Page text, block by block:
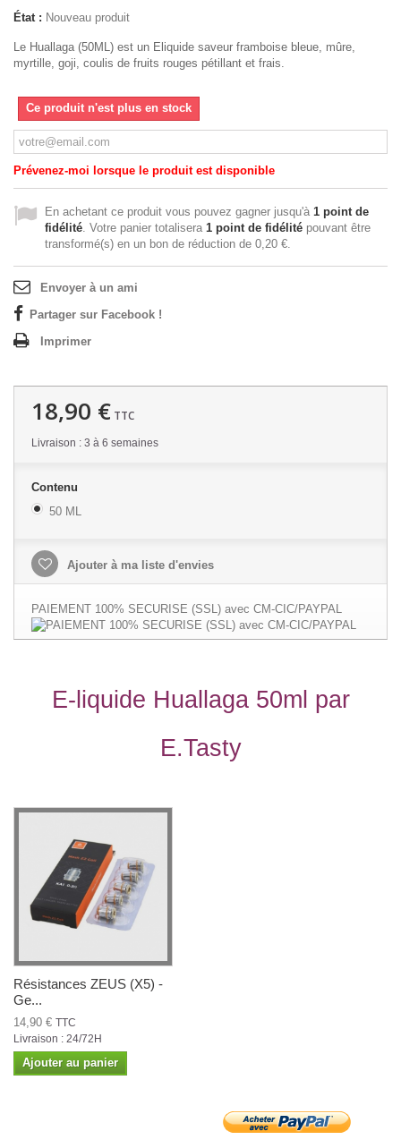
État : Nouveau produit
Le Huallaga (50ML) est un Eliquide saveur framboise bleue, mûre,
myrtille, goji, coulis de fruits rouges pétillant et frais.
Ce produit n'est plus en stock
Prévenez-moi lorsque le produit est disponible
En achetant ce produit vous pouvez gagner jusqu'à 1 point de
fidélité. Votre panier totalisera 1 point de fidélité pouvant être
transformé(s) en un bon de réduction de 0,20 €.
Envoyer à un ami
Partager sur Facebook !
Imprimer
18,90 € TTC
Livraison : 3 à 6 semaines
Contenu
50 ML
Ajouter à ma liste d'envies
PAIEMENT 100% SECURISE (SSL) avec CM-CIC/PAYPAL
E-liquide Huallaga 50ml par
E.Tasty
Résistances ZEUS (X5) -
Ge...
14,90 € TTC
Livraison : 24/72H
Ajouter au panier